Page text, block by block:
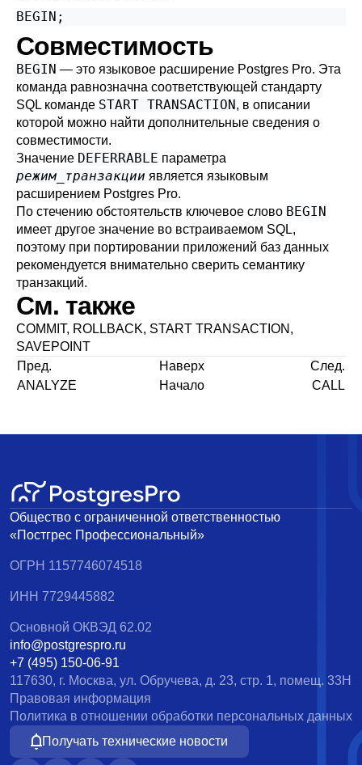
BEGIN;
Совместимость
BEGIN — это языковое расширение Postgres Pro. Эта
команда равнозначна соответствующей стандарту
SQL команде START TRANSACTION, в описании
которой можно найти дополнительные сведения о
совместимости.
Значение DEFERRABLE параметра
режим_транзакции является языковым
расширением Postgres Pro.
По стечению обстоятельств ключевое слово BEGIN
имеет другое значение во встраиваемом SQL,
поэтому при портировании приложений баз данных
рекомендуется внимательно сверить семантику
транзакций.
См. также
COMMIT, ROLLBACK, START TRANSACTION ,
SAVEPOINT
Пред.
Наверх
След.
ANALYZE
Начало CALL
Общество с ограниченной ответственностью
«Постгрес Профессиональный»
ОГРН 1157746074518
ИНН 7729445882
Основной ОКВЭД 62.02
info@postgrespro.ru
+7 (495) 150-06-91
117630, г. Москва, ул. Обручева, д. 23, стр. 1, помещ. 33Н
Правовая информация
Политика в отношении обработки персональных данных
Получать технические новости